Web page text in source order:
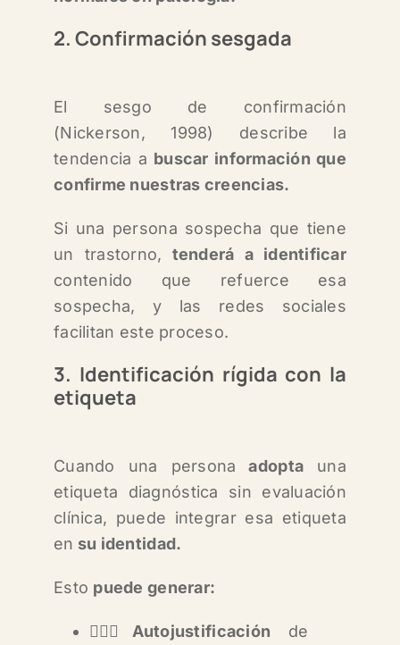
2. Confirmación sesgada
El sesgo de confirmación
(Nickerson, 1998) describe la
tendencia a buscar información que
confirme nuestras creencias.
Si una persona sospecha que tiene
un trastorno, tenderá a identificar
contenido que refuerce esa
sospecha, y las redes sociales
facilitan este proceso.
3. Identificación rígida con la
etiqueta
Cuando una persona adopta una
etiqueta diagnóstica sin evaluación
clínica, puede integrar esa etiqueta
en su identidad.
Esto puede generar:
💁🏻‍♀️ Autojustificación de